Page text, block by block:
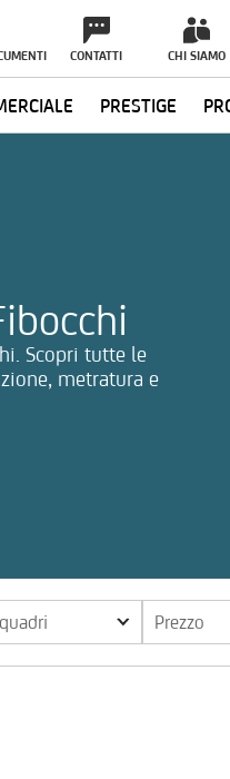
PRESTIGE
CONTATTI CHI SIAMO
Scopri tutte le
metratura e
Prezzo